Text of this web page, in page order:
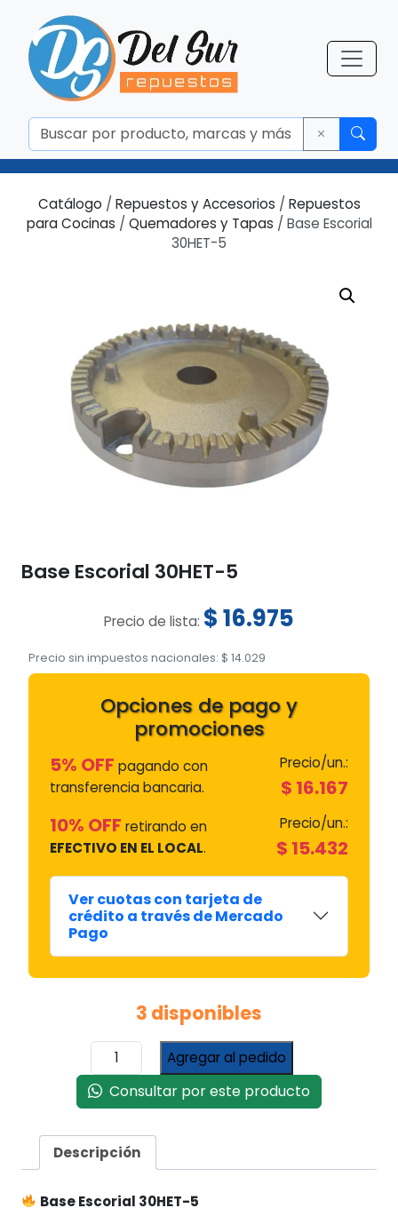
Catálogo / Repuestos y Accesorios / Repuestos
para Cocinas / Quemadores y Tapas / Base Escorial
30HET-5
Base Escorial 30HET-5
Precio de lista: $16.975
Precio sin impuestos nacionales: $ 14.029
Opciones de pago y
promociones
5% OFF pagando con
transferencia bancaria.
Precio/un.:
$ 16.167
10% OFF retirando en
EFECTIVO EN EL LOCAL.
Precio/un.:
$ 15.432
Ver cuotas con tarjeta de
crédito a través de Mercado
Pago
3 disponibles
Base
Escorial
30HET-
5
Agregar al pedido
Consultar por este producto
Descripción
Base Escorial 30HET-5